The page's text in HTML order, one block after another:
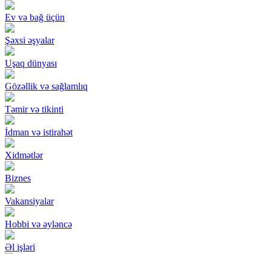
Ev və bağ üçün
Şəxsi əşyalar
Uşaq dünyası
Gözəllik və sağlamlıq
Təmir və tikinti
İdman və istirahət
Xidmətlər
Biznes
Vakansiyalar
Hobbi və əyləncə
Əl işləri